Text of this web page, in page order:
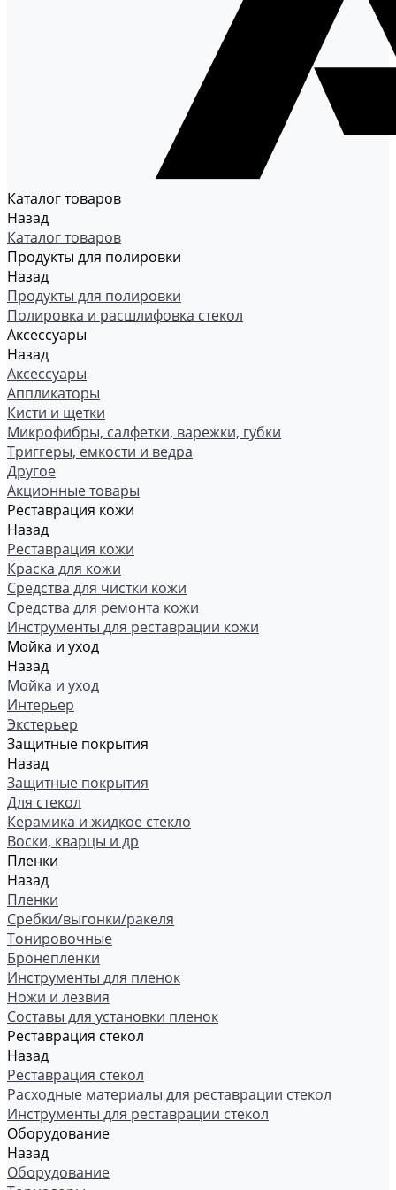
Каталог товаров
Назад
Каталог товаров
Продукты для полировки
Назад
Продукты для полировки
Полировка и расшлифовка стекол
Аксессуары
Назад
Аксессуары
Аппликаторы
Кисти и щетки
Микрофибры, салфетки, варежки, губки
Триггеры, емкости и ведра
Другое
Акционные товары
Реставрация кожи
Назад
Реставрация кожи
Краска для кожи
Средства для чистки кожи
Средства для ремонта кожи
Инструменты для реставрации кожи
Мойка и уход
Назад
Мойка и уход
Интерьер
Экстерьер
Защитные покрытия
Назад
Защитные покрытия
Для стекол
Керамика и жидкое стекло
Воски, кварцы и др
Пленки
Назад
Пленки
Сребки/выгонки/ракеля
Тонировочные
Бронепленки
Инструменты для пленок
Ножи и лезвия
Составы для установки пленок
Реставрация стекол
Назад
Реставрация стекол
Расходные материалы для реставрации стекол
Инструменты для реставрации стекол
Оборудование
Назад
Оборудование